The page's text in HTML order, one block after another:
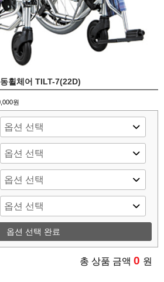
휠체어 TILT-7(22D)
원
옵션 선택 완료
총 상품 금액 0 원